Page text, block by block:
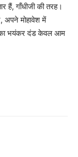
हैं, गाँधीजी की तरह।
अपने मोहावेश में
का भयंकर दंड केवल आम